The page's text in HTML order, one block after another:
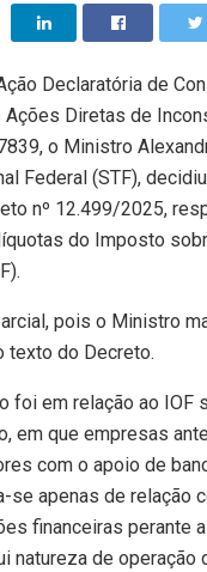
Declaratória de
Ações Diretas de
o Ministro
Federal (STF),
nº 12.499/2025,
do Imposto
pois o Ministro
texto do Decreto.
foi em relação ao IOF
em que empresas
com o apoio de
se apenas de relação
financeiras perante
natureza de operação